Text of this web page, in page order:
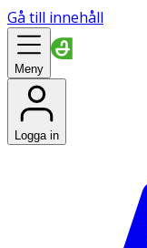
Gå till innehåll
Meny
Logga in